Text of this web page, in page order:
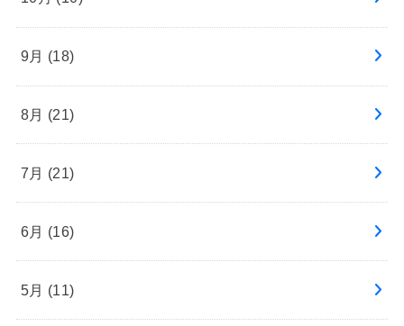
9月 (18)
8月 (21)
7月 (21)
6月 (16)
5月 (11)